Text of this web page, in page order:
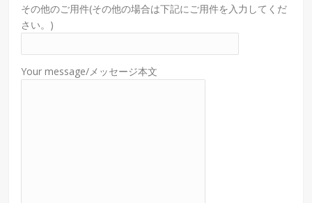
その他のご用件(その他の場合は下記にご用件を入力してくだ
さい。)
Your message/メッセージ本文